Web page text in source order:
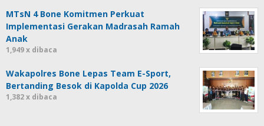
MTsN 4 Bone Komitmen Perkuat
Implementasi Gerakan Madrasah Ramah
Anak
1,949 x dibaca
Wakapolres Bone Lepas Team E-Sport,
Bertanding Besok di Kapolda Cup 2026
1,382 x dibaca